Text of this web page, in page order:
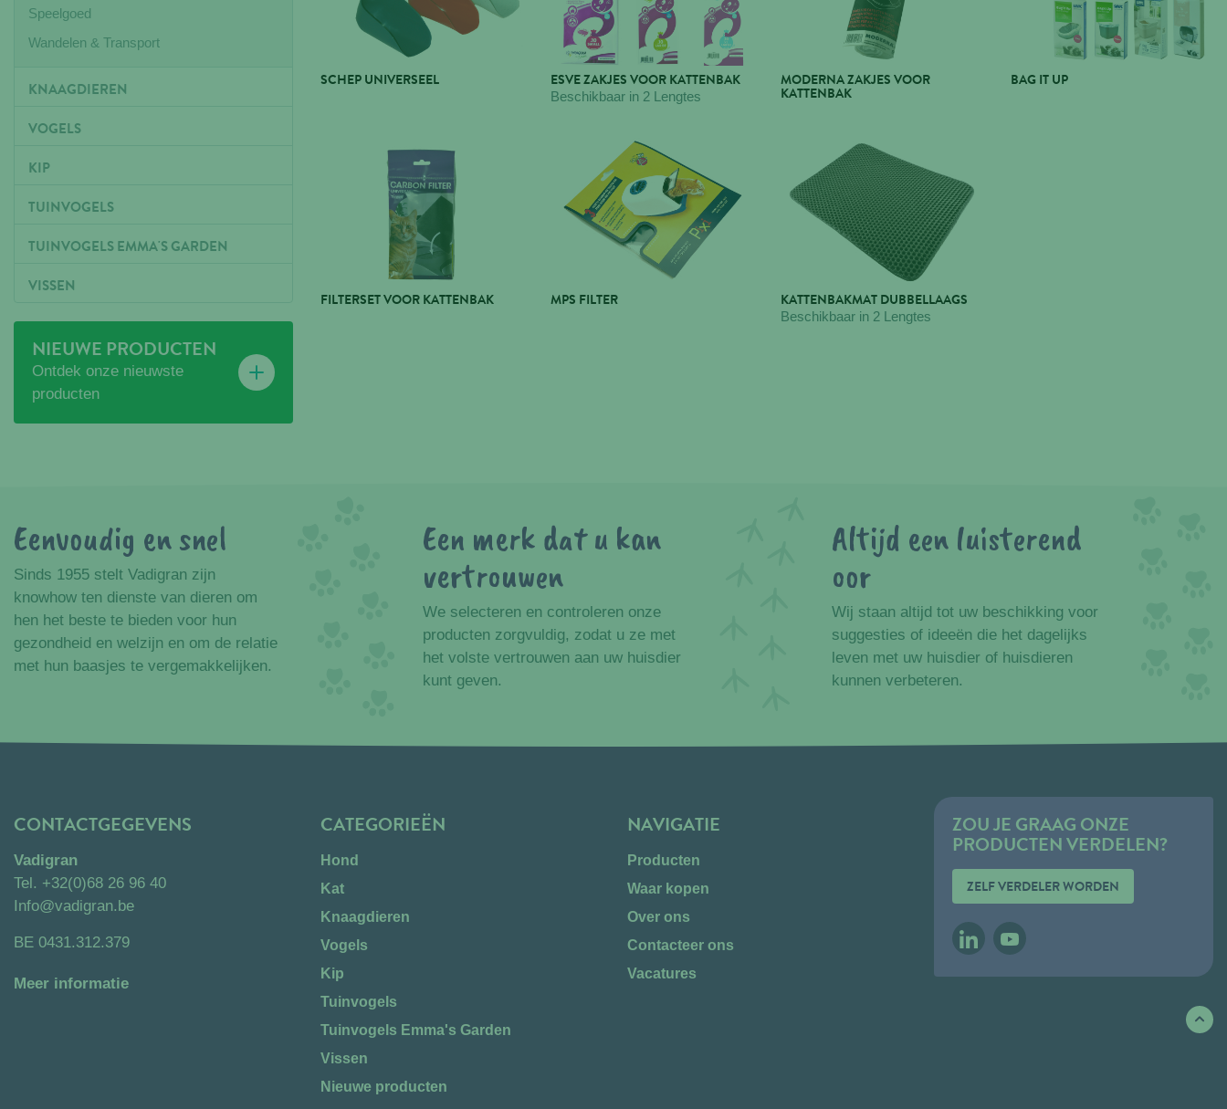
Speelgoed
Wandelen & Transport
KNAAGDIEREN
VOGELS
KIP
TUINVOGELS
TUINVOGELS EMMA'S GARDEN
VISSEN
NIEUWE PRODUCTEN
Ontdek onze nieuwste
producten
SCHEP UNIVERSEEL ESVE ZAKJES VOOR KATTENBAK
Beschikbaar in 2 Lengtes
MODERNA ZAKJES VOOR
KATTENBAK
BAG IT UP
FILTERSET VOOR KATTENBAK MPS FILTER KATTENBAKMAT DUBBELLAAGS
Beschikbaar in 2 Lengtes
Voordelen
Eenvoudig en snel
Sinds 1955 stelt Vadigran zijn
knowhow ten dienste van dieren om
hen het beste te bieden voor hun
gezondheid en welzijn en om de relatie
met hun baasjes te vergemakkelijken.
Een merk dat u kan
vertrouwen
We selecteren en controleren onze
producten zorgvuldig, zodat u ze met
het volste vertrouwen aan uw huisdier
kunt geven.
Altijd een luisterend
oor
Wij staan altijd tot uw beschikking voor
suggesties of ideeën die het dagelijks
leven met uw huisdier of huisdieren
kunnen verbeteren.
CONTACTGEGEVENS
Vadigran
Tel. +32(0)68 26 96 40
Info@vadigran.be
BE 0431.312.379
Meer informatie
CATEGORIEËN
Hond
Kat
Knaagdieren
Vogels
Kip
Tuinvogels
Tuinvogels Emma's Garden
Vissen
Nieuwe producten
NAVIGATIE
Producten
Waar kopen
Over ons
Contacteer ons
Vacatures
ZOU JE GRAAG ONZE
PRODUCTEN VERDELEN?
ZELF VERDELER WORDEN
LINKEDINYOUTUBE